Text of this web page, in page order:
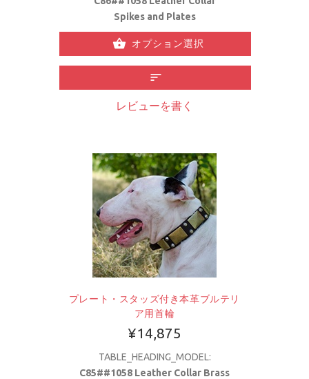
Spikes and Plates
オプション選択
レビューを書く
プレート・スタッズ付き本革ブルテリ
ア用首輪
¥14,875
TABLE_HEADING_MODEL:
C85##1058 Leather Collar Brass